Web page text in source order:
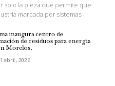
solo la pieza que permite que
marcada por sistemas
inaugura centro de
de residuos para energía
Morelos.
1 abril, 2026